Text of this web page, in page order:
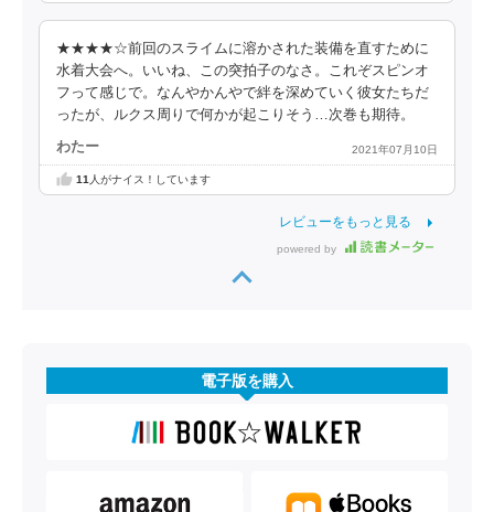
★★★★☆前回のスライムに溶かされた装備を直すために
水着大会へ。いいね、この突拍子のなさ。これぞスピンオ
フって感じで。なんやかんやで絆を深めていく彼女たちだ
ったが、ルクス周りで何かが起こりそう…次巻も期待。
わたー 2021年07月10日
11 人がナイス！しています
レビューをもっと見る
powered by
電子版を購入